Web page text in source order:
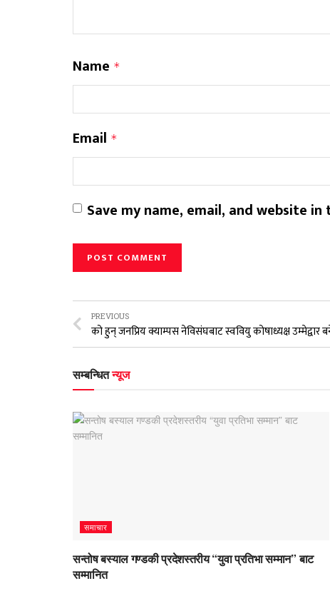
Name *
Email *
Save my name, email, and website
PREVIOUS
सम्बन्धितन्यूज
समाचार
सन्तोष बस्याल गण्डकी प्रदेशस्तरीय “युवा प्रतिभा सम्मान” बाट
सम्मानित